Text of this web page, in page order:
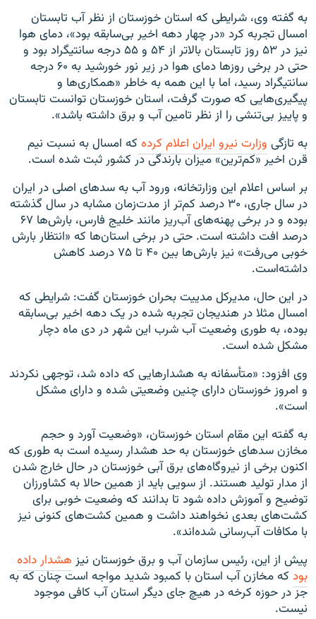
به گفته وی، شرایطی که استان خوزستان از نظر آب تابستان
امسال تجربه کرد «در چهار دهه اخیر بی‌سابقه بود»، دمای هوا
نیز در ۵۳ روز تابستان بالاتر از ۵۴ و ۵۵ درجه سانتیگراد بود و
حتی در برخی روزها دمای هوا در زیر نور خورشید به ۶۰ درجه
سانتیگراد رسید، اما با این همه به خاطر «همکاری‌ها و
پیگیری‌هایی که صورت گرفت، استان خوزستان توانست تابستان
و پاییز بی‌تنشی را از نظر تامین آب و برق داشته باشد».
به تازگی وزارت نیرو ایران اعلام کرده که امسال به نسبت نیم
قرن اخیر «کم‌ترین» میزان بارندگی در کشور ثبت شده است.
بر اساس اعلام این وزارتخانه، ورود آب به سدهای اصلی در ایران
در سال جاری، ۳۰ درصد کم‌تر از مدت‌زمان مشابه در سال گذشته
بوده‌ و در برخی پهنه‌های آب‌ریز مانند خلیج فارس، بارش‌ها ۶۷
درصد افت داشته است. حتی در برخی استان‌ها که «انتظار بارش
خوبی می‌رفت» نیز بارش‌ها بین ۴۰ تا ۷۵ درصد کاهش
داشته‌است.
در این حال، مدیرکل مدییت بحران خوزستان گفت: شرایطی که
امسال مثلا در هندیجان تجربه شده در یک دهه اخیر بی‌سابقه
بوده، به طوری وضعیت آب شرب این شهر در دی ماه دچار
مشکل شده است.
وی افزود: «متأسفانه به هشدارهایی که داده شد، توجهی نکردند
و امروز خوزستان دارای چنین وضعیتی شده و دارای مشکل
است».
به گفته این مقام استان خوزستان، «وضعیت آورد و حجم
مخازن سدهای خوزستان به حد هشدار رسیده است به طوری که
اکنون برخی از نیروگاه‌های برق آبی خوزستان در حال خارج شدن
از مدار تولید هستند. از سویی باید از همین حالا به کشاورزان
توضیح و آموزش داده شود تا بدانند که وضعیت خوبی برای
کشت‌های بعدی نخواهند داشت و همین کشت‌های کنونی نیز
با مکافات آب‌رسانی شده‌اند».
پیش از این، ‌رئیس سازمان آب و برق خوزستان نیز هشدار داده
بود که مخازن آب استان با کمبود شدید مواجه است چنان که به
جز در حوزه کرخه در هیچ جای دیگر استان آب کافی موجود
نیست.